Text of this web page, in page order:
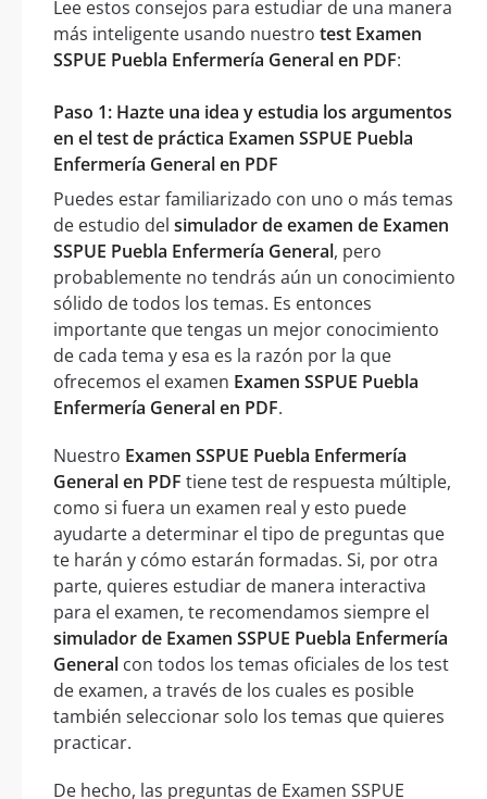
Lee estos consejos para estudiar de una manera
más inteligente usando nuestro test Examen
SSPUE Puebla Enfermería General en PDF:
Paso 1: Hazte una idea y estudia los argumentos
en el test de práctica Examen SSPUE Puebla
Enfermería General en PDF
Puedes estar familiarizado con uno o más temas
de estudio del simulador de examen de Examen
SSPUE Puebla Enfermería General, pero
probablemente no tendrás aún un conocimiento
sólido de todos los temas. Es entonces
importante que tengas un mejor conocimiento
de cada tema y esa es la razón por la que
ofrecemos el examen Examen SSPUE Puebla
Enfermería General en PDF.
Nuestro Examen SSPUE Puebla Enfermería
General en PDF tiene test de respuesta múltiple,
como si fuera un examen real y esto puede
ayudarte a determinar el tipo de preguntas que
te harán y cómo estarán formadas. Si, por otra
parte, quieres estudiar de manera interactiva
para el examen, te recomendamos siempre el
simulador de Examen SSPUE Puebla Enfermería
General con todos los temas oficiales de los test
de examen, a través de los cuales es posible
también seleccionar solo los temas que quieres
practicar.
De hecho, las preguntas de Examen SSPUE